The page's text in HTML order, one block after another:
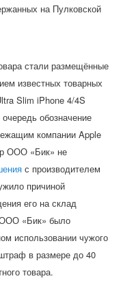
на Пулковской
стали размещённые
известных товарных
Slim iPhone 4/4S
обозначение
компании Apple
ООО «Бик» не
с производителем
причиной
его на склад
ООО «Бик» было
использовании чужого
в размере до 40
товара.